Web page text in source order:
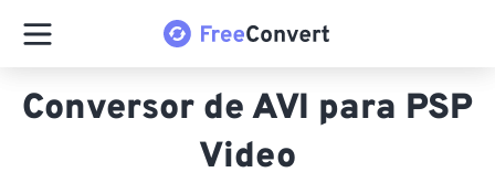
Conversor de AVI para PSP
Video